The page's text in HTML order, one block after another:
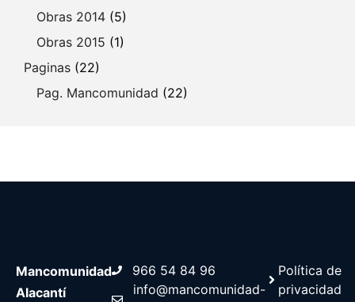
Obras 2014 (5)
Obras 2015 (1)
Paginas (22)
Pag. Mancomunidad (22)
Mancomunidad
Alacantí
966 54 84 96
info@mancomunidad-
Política de
privacidad